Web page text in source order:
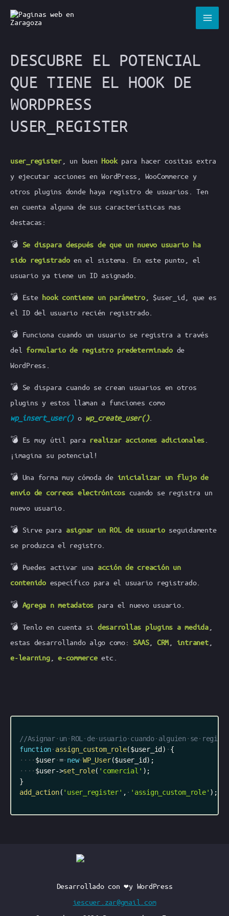
DESCUBRE EL POTENCIAL
QUE TIENE EL HOOK DE
WORDPRESS
USER_REGISTER
user_register, un buenHookpara hacer cositas extra
y ejecutar acciones en WordPress, WooCommerce y
otros plugins donde haya registro de usuarios. Ten
en cuenta alguna de sus características mas
destacas:
💣 Se dispara después de que un nuevo usuario ha
sido registradoen el sistema. En este punto, el
usuario ya tiene un ID asignado.
💣 Este hook contiene un parámetro, $user_id, que es
el ID del usuario recién registrado.
💣 Funciona cuando un usuario se registra a través
del formulario de registro predeterminadode
WordPress.
💣 Se dispara cuando se crean usuarios en otros
plugins y estos llaman a funciones como
wp_insert_user()o wp_create_user().
💣 Es muy útil para realizar acciones adicionales
¡imagina su potencial!
💣 Una forma muy cómoda de inicializar un flujo de
envío de correos electrónicoscuando se registra un
nuevo usuario.
💣 Sirve para asignar un ROL de usuarioseguidamente
se produzca el registro.
💣 Puedes activar una acción de creación un
contenidoespecífico para el usuario registrado.
💣 Agrega n metadatos para el nuevo usuario.
💣 Tenlo en cuenta si desarrollas plugins a medida,
estas desarrollando algo como: SAAS, CRM intranet,
e-learning,e-commerceetc.
//Asignar un ROL de usuario cuando alguien se
function assign_custom_role($user_id )
{
$user = new WP_User($user_id) ;
$user->set_role( 'comercial' ) ;
}
add_action( 'user_register' , 'assign_custom_role' ) ;
Desarrollado con ❤️y WordPress
iescuer.zar@gmail.com